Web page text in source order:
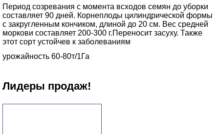
Период созревания с момента всходов семян до уборки
составляет 90 дней. Корнеплоды цилиндрической формы
с закругленным кончиком, длиной до 20 см. Вес средней
моркови составляет 200-300 г.Переносит засуху. Также
этот сорт устойчев к заболеваниям
урожайность 60-80т/1Га
Лидеры продаж!